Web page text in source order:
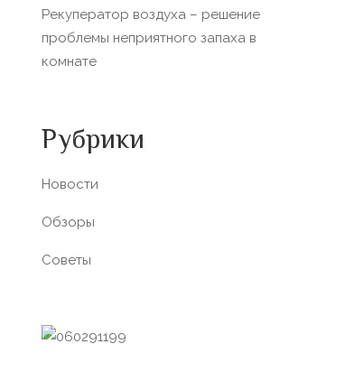
Рекуператор воздуха – решение
проблемы неприятного запаха в
комнате
Рубрики
Новости
Обзоры
Советы